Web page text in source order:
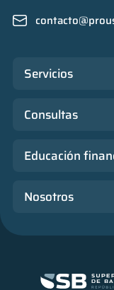
Servicios
Consultas
Educación
Nosotros